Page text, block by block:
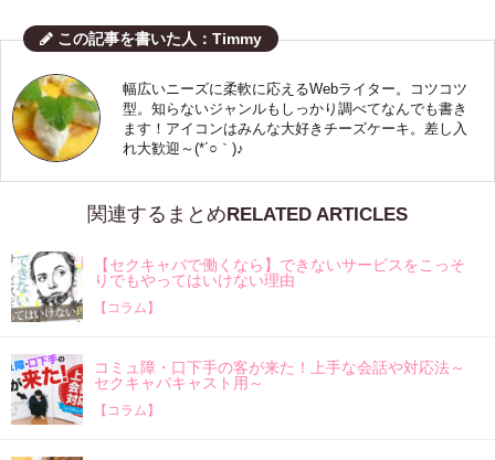
この記事を書いた人：Timmy
幅広いニーズに柔軟に応えるWebライター。コツコツ
型。知らないジャンルもしっかり調べてなんでも書き
ます！アイコンはみんな大好きチーズケーキ。差し入
れ大歓迎～(*´○｀)♪
関連するまとめ
【セクキャバで働くなら】できないサービスをこっそ
りでもやってはいけない理由
【コラム】
コミュ障・口下手の客が来た！上手な会話や対応法～
セクキャバキャスト用～
【コラム】